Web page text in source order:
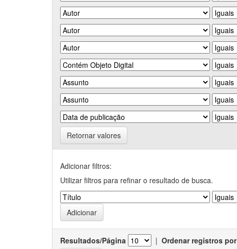
Retornar valores
Adicionar filtros:
Utilizar filtros para refinar o resultado de busca.
Resultados/Página | Ordenar registros por